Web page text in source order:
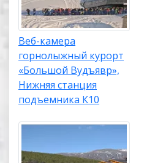
Веб-камера
горнолыжный курорт
«Большой Вудъявр»,
Нижняя станция
подъемника К10